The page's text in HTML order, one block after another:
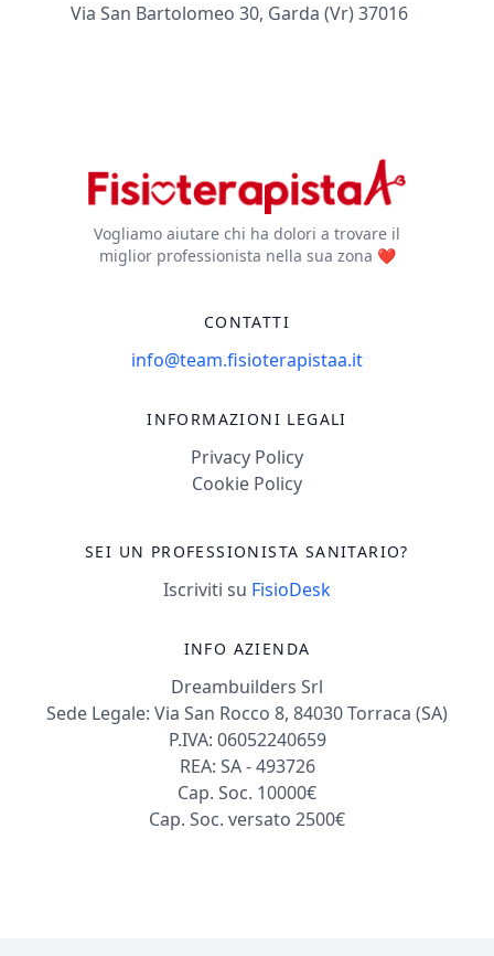
Via San Bartolomeo 30, Garda (vr) 37016
Vogliamo aiutare chi ha dolori a trovare il
miglior professionista nella sua zona ❤️
CONTATTI
info@team.fisioterapistaa.it
INFORMAZIONI LEGALI
Privacy Policy
Cookie Policy
SEI UN PROFESSIONISTA SANITARIO?
Iscriviti su FisioDesk
INFO AZIENDA
Dreambuilders Srl
Sede Legale: Via San Rocco 8, 84030 Torraca (SA)
P.IVA: 06052240659
REA: SA - 493726
Cap. Soc. 10000€
Cap. Soc. versato 2500€